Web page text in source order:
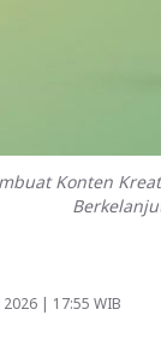
Konten
| 17:55 WIB